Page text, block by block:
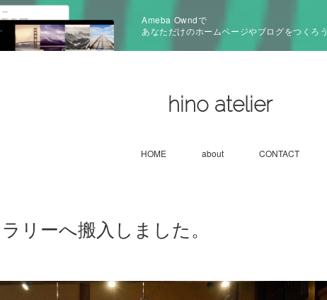
Ameba Owndで
あなただけのホームページやブログをつくろう
hino atelier
HOME about CONTACT
リーへ搬入しました。